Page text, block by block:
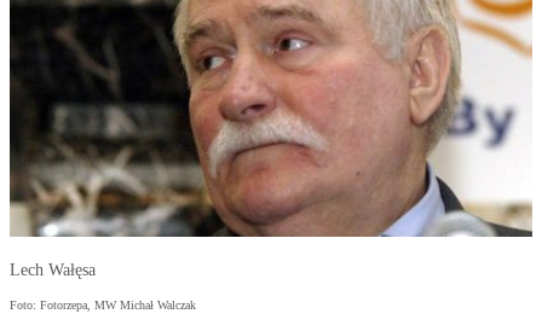
Lech Wałęsa
Foto: Fotorzepa, MW Michał Walczak